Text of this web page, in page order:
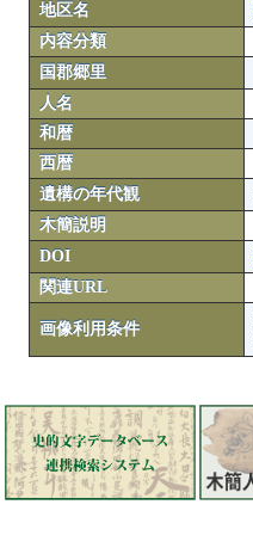
地区名
内容分類
国郡郷里
人名
和暦
西暦
遺構の年代観
木簡説明
DOI
関連URL
画像利用条件